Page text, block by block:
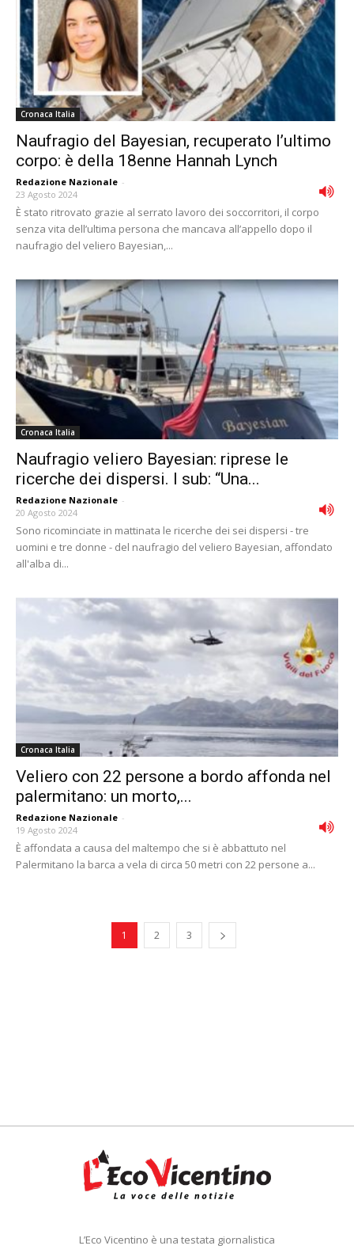
Cronaca Italia
Naufragio del Bayesian, recuperato l’ultimo
corpo: è della 18enne Hannah Lynch
Redazione Nazionale -
23 Agosto 2024
È stato ritrovato grazie al serrato lavoro dei soccorritori, il corpo
senza vita dell’ultima persona che mancava all’appello dopo il
naufragio del veliero Bayesian,...
Cronaca Italia
Naufragio veliero Bayesian: riprese le
ricerche dei dispersi. I sub: “Una...
Redazione Nazionale -
20 Agosto 2024
Sono ricominciate in mattinata le ricerche dei sei dispersi - tre
uomini e tre donne - del naufragio del veliero Bayesian, affondato
all'alba di...
Cronaca Italia
Veliero con 22 persone a bordo affonda nel
palermitano: un morto,...
Redazione Nazionale -
19 Agosto 2024
È affondata a causa del maltempo che si è abbattuto nel
Palermitano la barca a vela di circa 50 metri con 22 persone a...
1 2 3
L’Eco Vicentino è una testata giornalistica